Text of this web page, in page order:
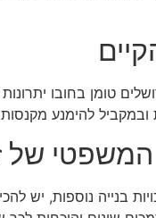
טומן בחובו
ובמקביל להימנע
של
בנייה נוספות, יש